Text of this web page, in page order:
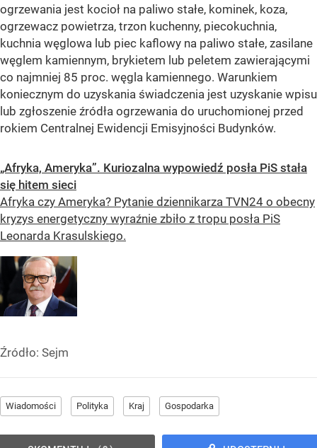
ogrzewania jest kocioł na paliwo stałe, kominek, koza,
ogrzewacz powietrza, trzon kuchenny, piecokuchnia,
kuchnia węglowa lub piec kaflowy na paliwo stałe, zasilane
węglem kamiennym, brykietem lub peletem zawierającymi
co najmniej 85 proc. węgla kamiennego. Warunkiem
koniecznym do uzyskania świadczenia jest uzyskanie wpisu
lub zgłoszenie źródła ogrzewania do uruchomionej przed
rokiem Centralnej Ewidencji Emisyjności Budynków.
„Afryka, Ameryka”. Kuriozalna wypowiedź posła PiS stała
się hitem sieci
Afryka czy Ameryka? Pytanie dziennikarza TVN24 o obecny
kryzys energetyczny wyraźnie zbiło z tropu posła PiS
Leonarda Krasulskiego.
Źródło: Sejm
Wiadomości Polityka Kraj Gospodarka